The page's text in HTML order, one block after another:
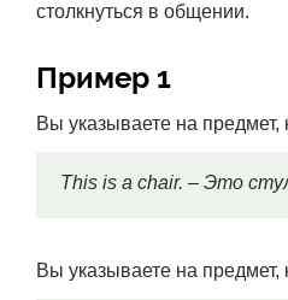
столкнуться в общении.
Пример 1
Вы указываете на предмет,
This is a chair. – Это
Вы указываете на предмет,